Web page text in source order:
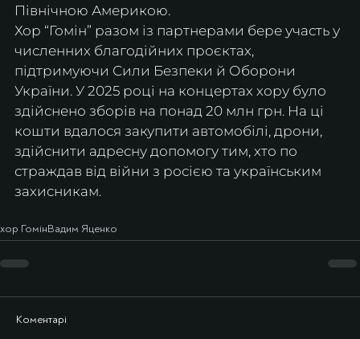
Північною Америкою.
Хор “Гомін” разом із партнерами бере участь у
численних благодійних проєктах,
підтримуючи Сили Безпеки й Оборони
України. У 2025 році на концертах хору було
здійснено зборів на понад 20 млн грн. На ці
кошти вдалося закупити автомобілі, дрони,
здійснити адре​​сну допомогу тим, хто ​​по​​
страждав від війни з росією та українським
захисникам.
хор ГомінВадим Яценко
Коментарі